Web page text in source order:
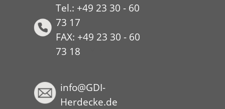
Tel.: +49 23 30 - 60
73 17
FAX: +49 23 30 - 60
73 18
info@GDI-
Herdecke.de